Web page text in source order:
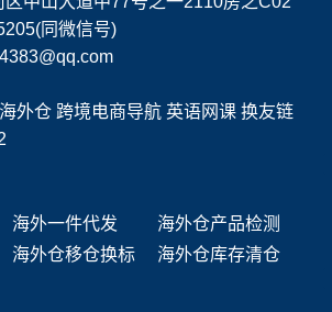
同微信号)
外仓 跨境电商导航 英语网课 换友链
海外一件代发
海外仓产品检测
海外仓移仓换标 海外仓库存清仓